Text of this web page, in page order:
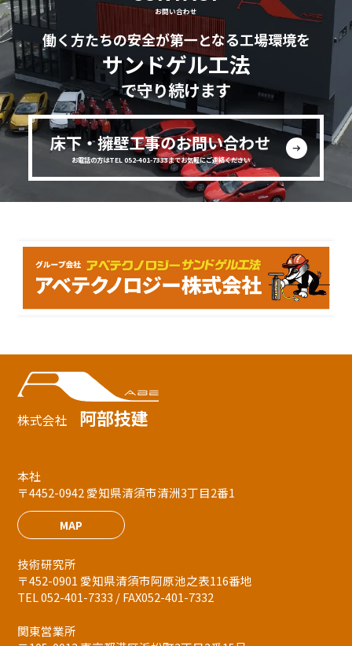
お問い合わせ
働く方たちの安全が第一となる工場環境を
サンドゲル工法
で守り続けます
床下・擁壁工事のお問い合わせ
お電話の方はTEL 052-401-7333までお気軽にご連絡ください
株式会社 阿部技建
本社
〒4452-0942 愛知県清須市清洲3丁目2番1
MAP
技術研究所
〒452-0901 愛知県清須市阿原池之表116番地
TEL 052-401-7333 / FAX052-401-7332
関東営業所